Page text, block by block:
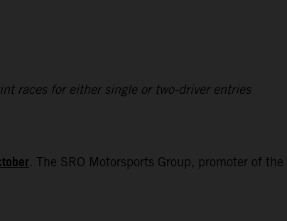
races for either single or two-driver entries
. The SRO Motorsports Group, promoter of the